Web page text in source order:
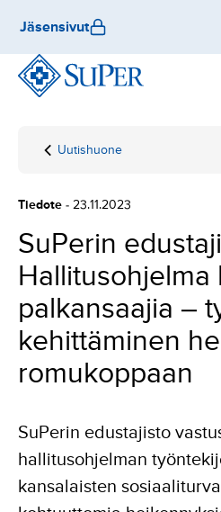
sisältöön
Jäsensivut
Etusivu
Uutishuone
SuPerin
kurittaa
palkansaajia –
työelämän
kehittäminen
heitetään
romukoppaan
Tiedote - 23.11.2023
SuPerin
Hallitusohjelma
palkansaajia –
kehittäminen
romukoppaan
SuPerin edustajisto
hallitusohjelman
kansalaisten